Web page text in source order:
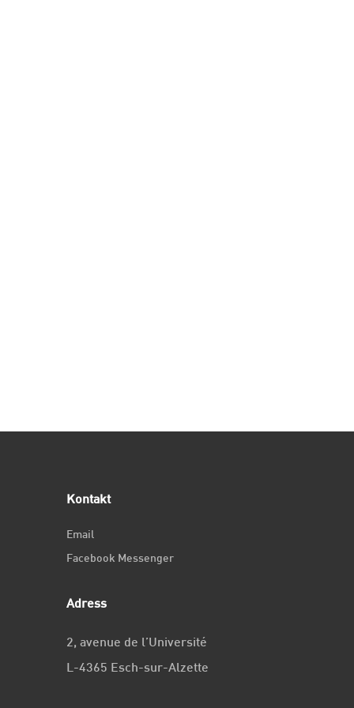
Kontakt
Email
Facebook Messenger
Adress
2, avenue de l’Université
L-4365 Esch-sur-Alzette